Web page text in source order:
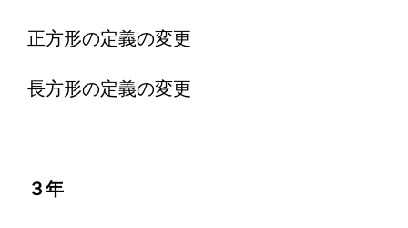
正方形の定義の変更
長方形の定義の変更
３年